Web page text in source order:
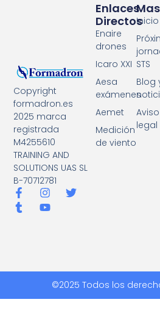
Copyright
formadron.es
2025 marca
registrada
M4255610
TRAINING AND
SOLUTIONS UAS SL
B-70712781
Mas
Inicio
STS
Blog
Aviso
legal
Enlaces
Directos
Enaire
drones
Icaro XXI
Aesa
exámenes
Aemet
Medición
de viento
©2025 Todos los